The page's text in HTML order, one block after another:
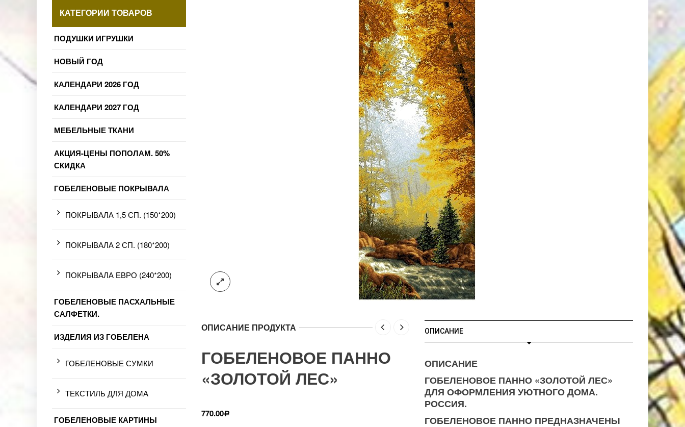
ОПИСАНИЕ ПРОДУКТА
ГОБЕЛЕНОВОЕ ПАННО
«ЗОЛОТОЙ ЛЕС»
770.00Р
ОПИСАНИЕ
ОПИСАНИЕ
ГОБЕЛЕНОВОЕ ПАННО «ЗОЛОТОЙ ЛЕС»
ДЛЯ ОФОРМЛЕНИЯ УЮТНОГО ДОМА.
РОССИЯ.
ГОБЕЛЕНОВОЕ ПАННО ПРЕДНАЗНАЧЕНЫ
КАТЕГОРИИ ТОВАРОВ
ПОДУШКИ ИГРУШКИ
НОВЫЙ ГОД
КАЛЕНДАРИ 2026 ГОД
КАЛЕНДАРИ 2027 ГОД
МЕБЕЛЬНЫЕ ТКАНИ
АКЦИЯ-ЦЕНЫ ПОПОЛАМ. 50%
СКИДКА
ГОБЕЛЕНОВЫЕ ПОКРЫВАЛА
ПОКРЫВАЛА 1,5 СП. (150*200)
ПОКРЫВАЛА 2 СП. (180*200)
ПОКРЫВАЛА ЕВРО (240*200)
ГОБЕЛЕНОВЫЕ ПАСХАЛЬНЫЕ
САЛФЕТКИ.
ИЗДЕЛИЯ ИЗ ГОБЕЛЕНА
ГОБЕЛЕНОВЫЕ СУМКИ
ТЕКСТИЛЬ ДЛЯ ДОМА
ГОБЕЛЕНОВЫЕ КАРТИНЫ